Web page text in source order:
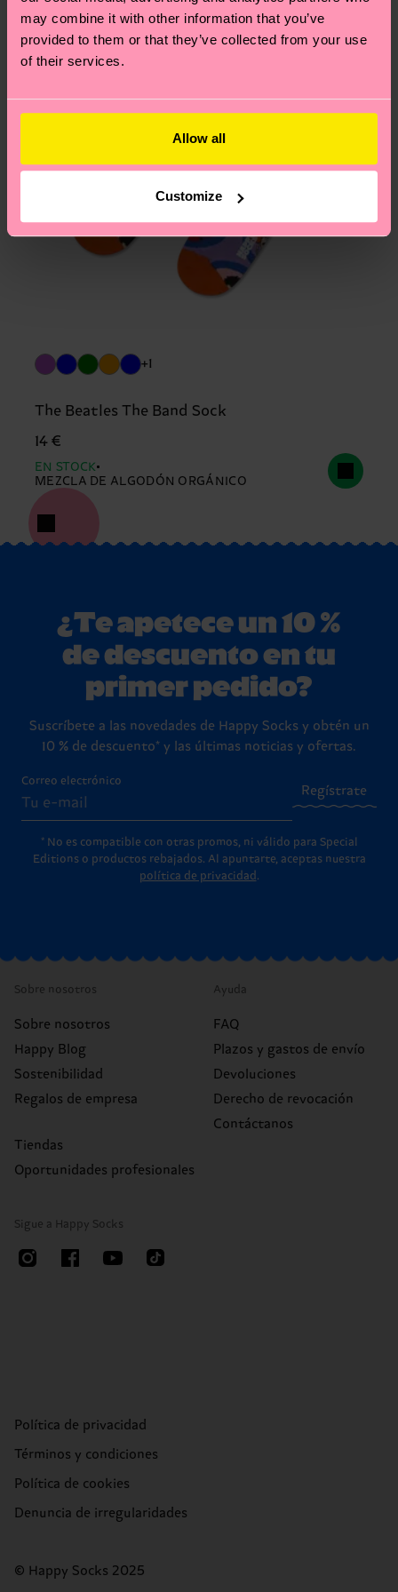
may combine it with other information that you’ve
provided to them or that they’ve collected from your use
of their services.
Allow all
Customize
+1
The Beatles The Band Sock
14 €
EN STOCK
MEZCLA DE ALGODÓN ORGÁNICO
¿Te apetece un 10 %
de descuento en tu
primer pedido?
Suscríbete a las novedades de Happy Socks y obtén un
10 % de descuento* y las últimas noticias y ofertas.
Correo electrónico
Regístrate
* No es compatible con otras promos, ni válido para Special
Editions o productos rebajados. Al apuntarte, aceptas nuestra
política de privacidad .
Sobre nosotros
Sobre nosotros
Happy Blog
Sostenibilidad
Regalos de empresa
Tiendas
Oportunidades profesionales
Ayuda
FAQ
Plazos y gastos de envío
Devoluciones
Derecho de revocación
Contáctanos
Sigue a Happy Socks
Política de privacidad
Términos y condiciones
Política de cookies
Denuncia de irregularidades
© Happy Socks 2025